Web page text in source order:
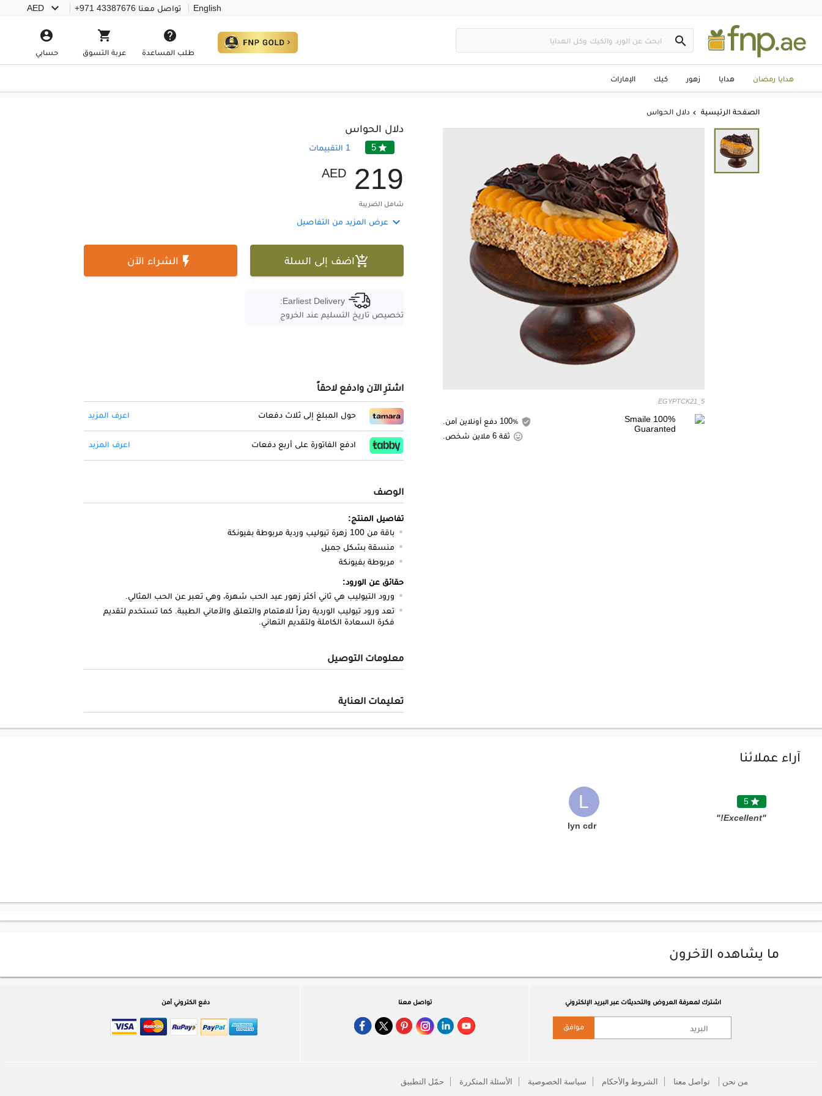
English تواصل معنا +971 43387676
AED 


طلب المساعدة

عربة التسوق

حسابي
هدايا رمضان هدايا زهور كيك الإمارات
الصفحة الرئيسية  دلال الحواس
EGYPTCK21_5
ثقة 6 ملاين شخص.
دلال الحواس
5
1 التقييمات
AED 219
شامل الضريبة
 عرض المزيد من التفاصيل
اضف إلى السلة  الشراء الآن
Earliest Delivery:
تخصيص تاريخ التسليم عند الخروج
اشترِ الآن وادفع لاحقاً
حول المبلغ إلى ثلاث دفعات اعرف المزيد
ادفع الفاتورة على أربع دفعات اعرف المزيد
الوصف
تفاصيل المنتج:
باقة من 100 زهرة تيوليب وردية مربوطة بفيونكة
منسقة بشكل جميل
مربوطة بفيونكة
حقائق عن الورود:
ورود التيوليب هي ثاني أكثر زهور عيد الحب شهرة، وهي تعبر عن الحب المثالي.
تعد ورود تيوليب الوردية رمزاً للاهتمام والتعلق والأماني الطيبة. كما تستخدم لتقديم
فكرة السعادة الكاملة ولتقديم التهاني.
معلومات التوصيل
تعليمات العناية
آراء عملائنا
L
lyn cdr
5
"Excellent!"
ما يشاهده الآخرون
اشترك لمعرفة العروض والتحديثات عبر البريد الإلكتروني
موافق
تواصل معنا دفع الكتروني آمن
من نحن تواصل معنا الشروط والأحكام سياسة الخصوصية الأسئلة المتكررة حمّل التطبيق